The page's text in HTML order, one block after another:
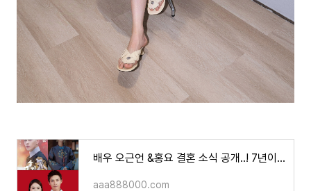
배우 오근언 &홍요 결혼 소식 공개..! 7년이라는 긴 시간동안 변함없던 사랑!!
aaa888000.com